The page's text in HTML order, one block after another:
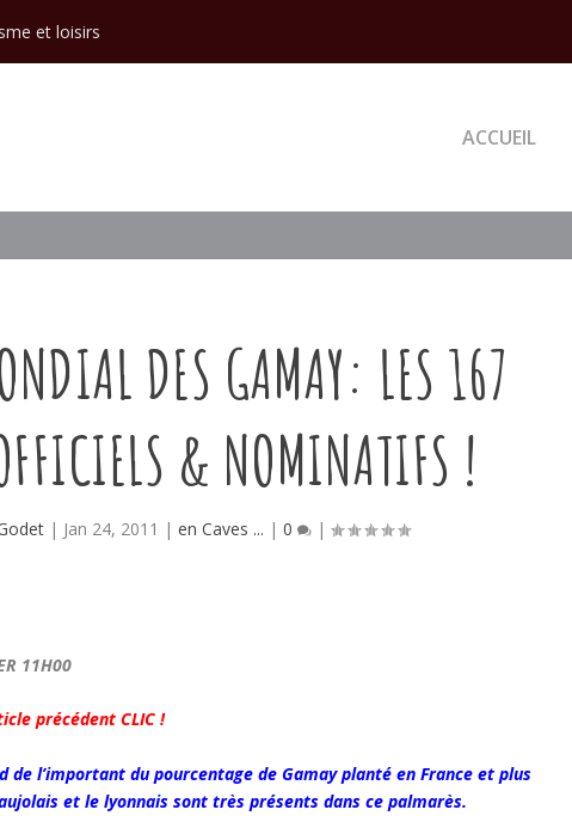
et loisirs
ACCUEIL
DES GAMAY: LES 167
& NOMINATIFS !
| Jan 24, 2011 | en Caves ... | 0 |
11H00
précédent CLIC !
de l’important du pourcentage de Gamay planté en France et plus
et le lyonnais sont très présents dans ce palmarès.